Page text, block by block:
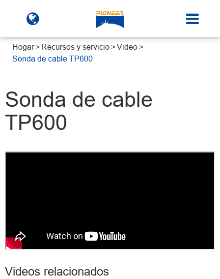
Hogar Recursos y servicio
Video
Sonda de cable TP600
Sonda de cable
TP600
Videos relacionados